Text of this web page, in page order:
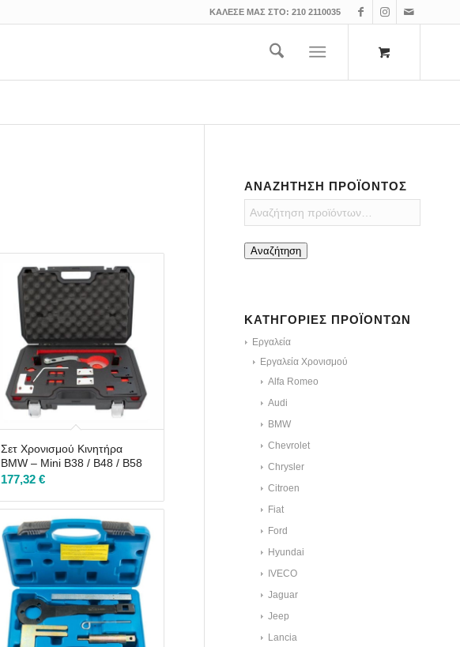
ΚΑΛΕΣΕ ΜΑΣ ΣΤΟ: 210 2110035
Σετ Χρονισμού Κινητήρα
BMW – Mini B38 / B48 / B58
177,32€
ΑΝΑΖΉΤΗΣΗ ΠΡΟΪΌΝΤΟΣ
Αναζήτηση
ΚΑΤΗΓΟΡΊΕΣ ΠΡΟΪΌΝΤΩΝ
Εργαλεία
Εργαλεία Χρονισμού
Alfa Romeo
Audi
BMW
Chevrolet
Chrysler
Citroen
Fiat
Ford
Hyundai
IVECO
Jaguar
Jeep
Lancia